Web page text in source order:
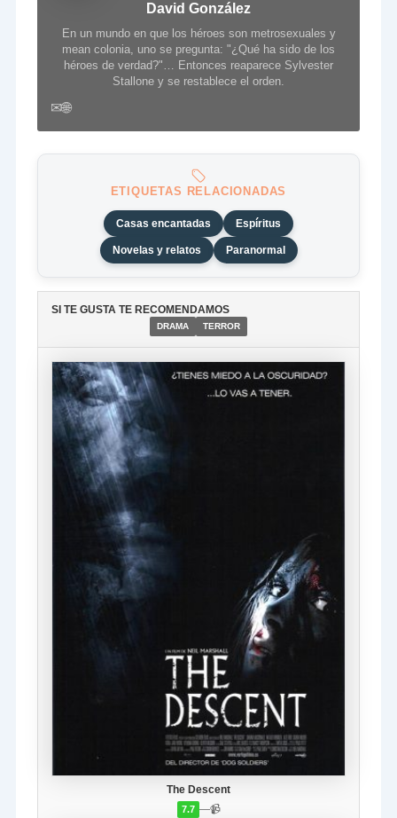
David González
En un mundo en que los héroes son metrosexuales y
mean colonia, uno se pregunta: "¿Qué ha sido de los
héroes de verdad?"… Entonces reaparece Sylvester
Stallone y se restablece el orden.
✉🌐
ETIQUETAS RELACIONADAS
Casas encantadas Espíritus
Novelas y relatos Paranormal
SI TE GUSTA TE RECOMENDAMOS
DRAMA TERROR
The Descent
7.7 —📹